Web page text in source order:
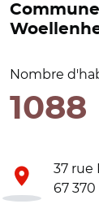
Nombre
1088
37 rue
67